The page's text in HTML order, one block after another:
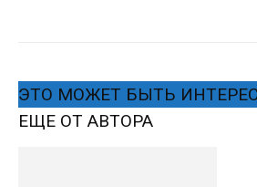
ЭТО МОЖЕТ БЫТЬ
ЕЩЕ ОТ АВТОРА